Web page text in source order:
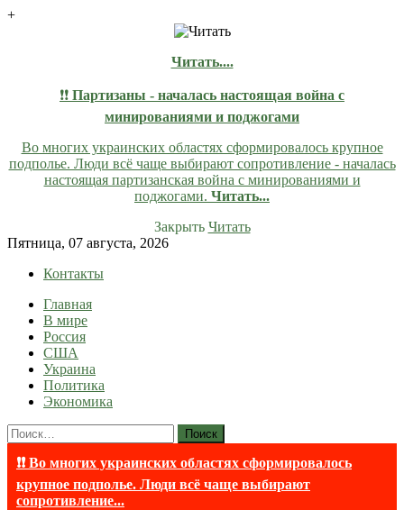
+
Читать....
❗❗ Партизаны - началась настоящая война с
минированиями и поджогами
Во многих украинских областях сформировалось крупное
подполье. Люди всё чаще выбирают сопротивление - началась
настоящая партизанская война с минированиями и
поджогами. Читать...
Закрыть Читать
Skip
content
Пятница, 07 августа, 2026
Контакты
lentaruss
lentaruss — Новости
Главная
В мире
Россия
США
Украина
Политика
Экономика
Найти:
❗❗ Во многих украинских областях сформировалось
крупное подполье. Люди всё чаще выбирают
сопротивление...